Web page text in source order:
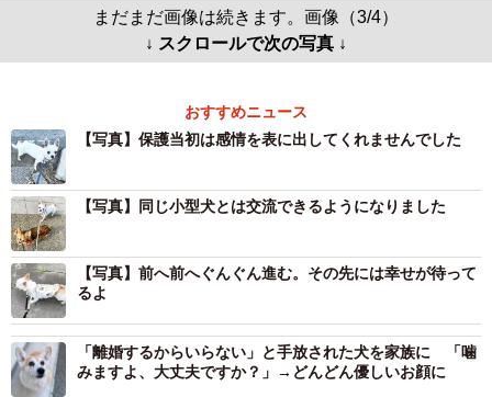
まだまだ画像は続きます。画像（3/4）
↓ スクロールで次の写真 ↓
おすすめニュース
【写真】保護当初は感情を表に出してくれませんでした
【写真】同じ小型犬とは交流できるようになりました
【写真】前へ前へぐんぐん進む。その先には幸せが待って
るよ
「離婚するからいらない」と手放された犬を家族に 「噛
みますよ、大丈夫ですか？」→どんどん優しいお顔に